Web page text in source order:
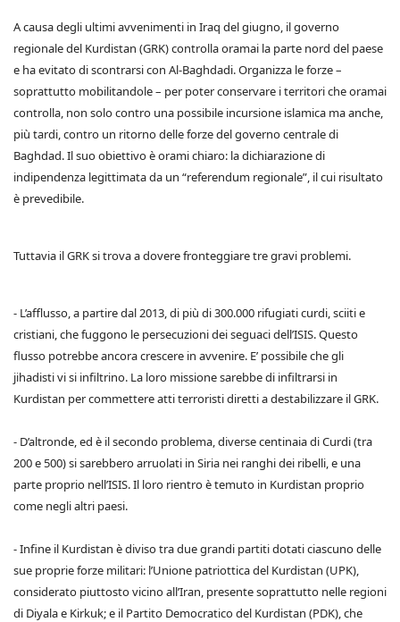
A causa degli ultimi avvenimenti in Iraq del giugno, il governo
regionale del Kurdistan (GRK) controlla oramai la parte nord del paese
e ha evitato di scontrarsi con Al-Baghdadi. Organizza le forze –
soprattutto mobilitandole – per poter conservare i territori che oramai
controlla, non solo contro una possibile incursione islamica ma anche,
più tardi, contro un ritorno delle forze del governo centrale di
Baghdad. Il suo obiettivo è orami chiaro: la dichiarazione di
indipendenza legittimata da un “referendum regionale”, il cui risultato
è prevedibile.
Tuttavia il GRK si trova a dovere fronteggiare tre gravi problemi.
- L’afflusso, a partire dal 2013, di più di 300.000 rifugiati curdi, sciiti e
cristiani, che fuggono le persecuzioni dei seguaci dell’ISIS. Questo
flusso potrebbe ancora crescere in avvenire. E’ possibile che gli
jihadisti vi si infiltrino. La loro missione sarebbe di infiltrarsi in
Kurdistan per commettere atti terroristi diretti a destabilizzare il GRK.
- D’altronde, ed è il secondo problema, diverse centinaia di Curdi (tra
200 e 500) si sarebbero arruolati in Siria nei ranghi dei ribelli, e una
parte proprio nell’ISIS. Il loro rientro è temuto in Kurdistan proprio
come negli altri paesi.
- Infine il Kurdistan è diviso tra due grandi partiti dotati ciascuno delle
sue proprie forze militari: l’Unione patriottica del Kurdistan (UPK),
considerato piuttosto vicino all’Iran, presente soprattutto nelle regioni
di Diyala e Kirkuk; e il Partito Democratico del Kurdistan (PDK), che